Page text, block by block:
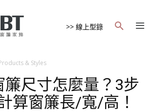
>> 線上型錄
& Styles
簾尺寸怎麼量？3步
算窗簾長/寬/高！